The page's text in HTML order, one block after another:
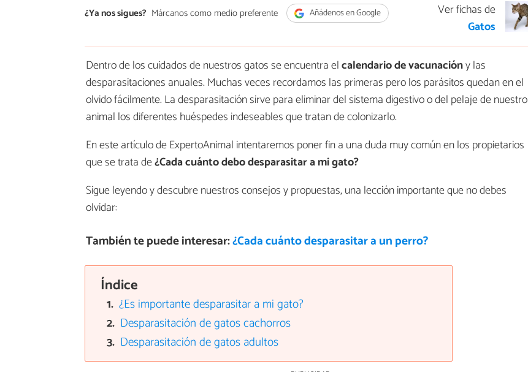
¿Ya nos sigues? Márcanos como medio preferente Añádenos en Google
Ver fichas de
Gatos
Dentro de los cuidados de nuestros gatos se encuentra elcalendario de vacunacióny las
desparasitaciones anuales. Muchas veces recordamos las primeras pero los parásitos quedan en el
olvido fácilmente. La desparasitación sirve para eliminar del sistema digestivo o del pelaje de nuestro
animal los diferentes huéspedes indeseables que tratan de colonizarlo.
En este artículo de ExpertoAnimal intentaremos poner fin a una duda muy común en los propietarios
que se trata de¿Cada cuánto debo desparasitar a mi gato?
Sigue leyendo y descubre nuestros consejos y propuestas, una lección importante que no debes
olvidar:
También te puede interesar:¿Cada cuánto desparasitar a un perro?
Índice
¿Es importante desparasitar a mi gato?
Desparasitación de gatos cachorros
Desparasitación de gatos adultos